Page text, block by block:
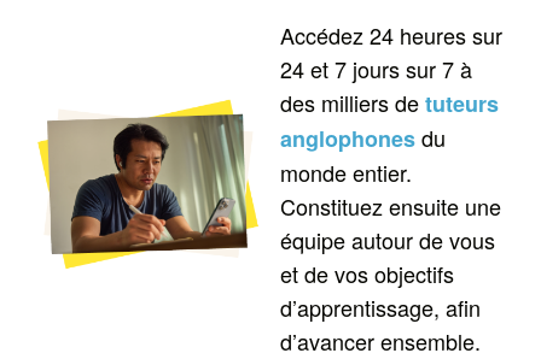
Accédez 24 heures sur
24 et 7 jours sur 7 à
des milliers detuteurs
anglophonesdu
monde entier.
Constituez ensuite une
équipe autour de vous
et de vos objectifs
d’apprentissage, afin
d’avancer ensemble.